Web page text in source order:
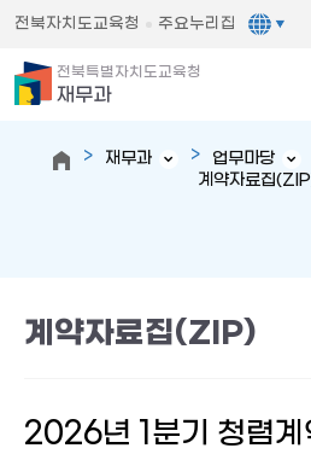
전북자치도교육청 주요누리집
전북특별자치도교육청
재무과
재무과 업무마당
계약자료집
계약자료집(ZIP)
2026년 1분기 청렴계